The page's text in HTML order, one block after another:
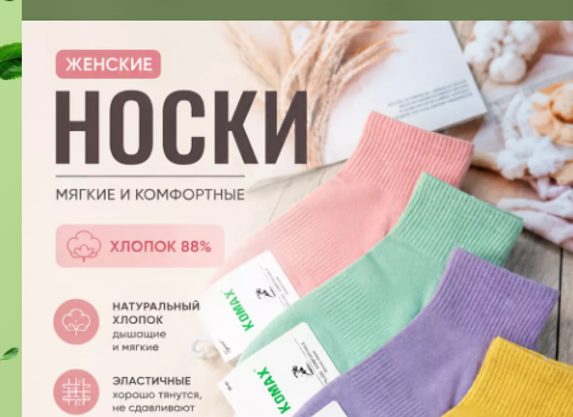
СКИДКА !
2 550р
Брюки 3041
р
ЧАТ в MAX
2